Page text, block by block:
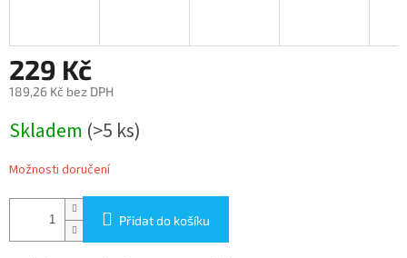
229 Kč
189,26 Kč bez DPH
cena:
Skladem (>5 ks)
Možnosti doručení
Přidat do košíku